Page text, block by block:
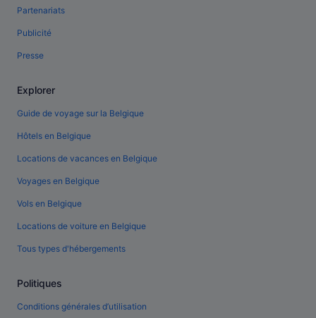
Partenariats
Publicité
Presse
Explorer
Guide de voyage sur la Belgique
Hôtels en Belgique
Locations de vacances en Belgique
Voyages en Belgique
Vols en Belgique
Locations de voiture en Belgique
Tous types d'hébergements
Politiques
Conditions générales d’utilisation